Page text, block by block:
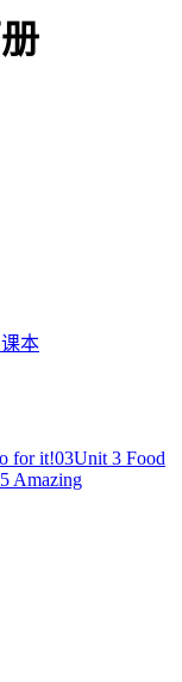
本
for it!03Unit 3 Food
Amazing